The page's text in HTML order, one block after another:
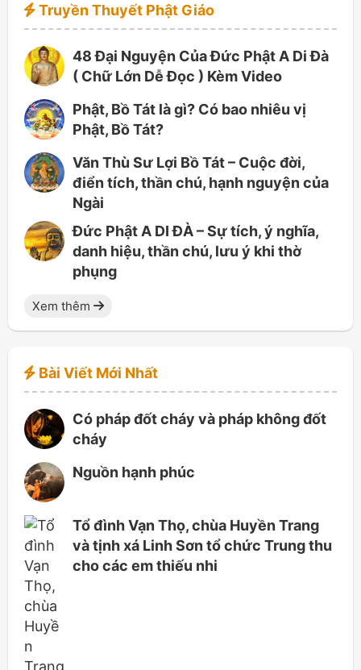
Truyền Thuyết Phật Giáo
48 Đại Nguyện Của Đức Phật A Di Đà
( Chữ Lớn Dễ Đọc ) Kèm Video
Phật, Bồ Tát là gì? Có bao nhiêu vị
Phật, Bồ Tát?
Văn Thù Sư Lợi Bồ Tát – Cuộc đời,
điển tích, thần chú, hạnh nguyện của
Ngài
Đức Phật A DI ĐÀ – Sự tích, ý nghĩa,
danh hiệu, thần chú, lưu ý khi thờ
phụng
Xem thêm
Bài Viết Mới Nhất
Có pháp đốt cháy và pháp không đốt
cháy
Nguồn hạnh phúc
Tổ đình Vạn Thọ, chùa Huyền Trang
và tịnh xá Linh Sơn tổ chức Trung thu
cho các em thiếu nhi